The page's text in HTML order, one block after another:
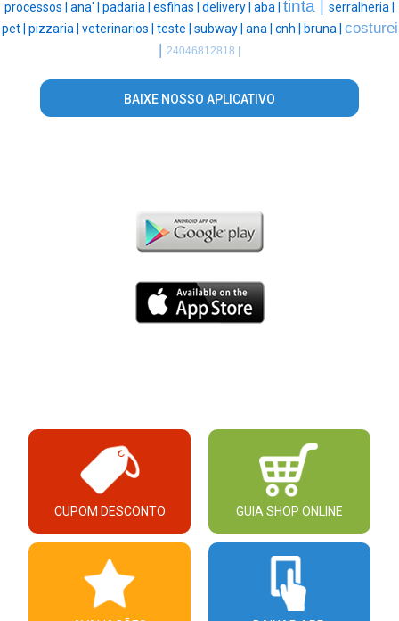
processos | ana' | padaria | esfihas | delivery | aba | tinta |
serralheria |
pet | pizzaria | veterinarios | teste | subway | ana | cnh | bruna | costurei
| 24046812818 |
BAIXE NOSSO APLICATIVO
CUPOM DESCONTO GUIA SHOP ONLINE